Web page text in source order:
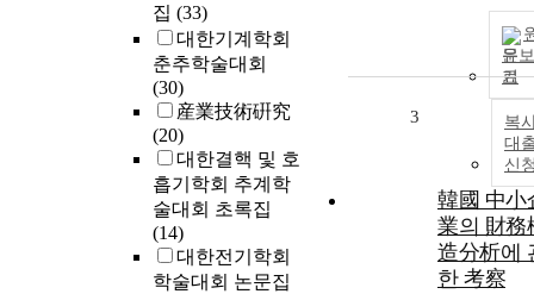
집 (33)
대한기계학회
춘추학술대회
(30)
産業技術硏究
(20)
대한결핵 및 호
흡기학회 추계학
술대회 초록집
(14)
대한전기학회
학술대회 논문집
문보
기
복
대
신
3
韓國 中小
業의 財務
造分析에
한 考察